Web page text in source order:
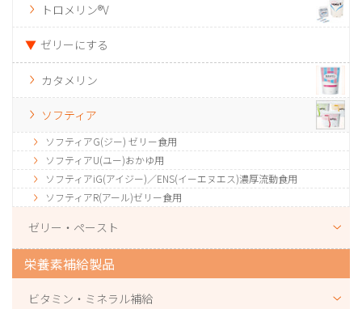
トロメリン®V
ゼリーにする
カタメリン
ソフティア
ソフティアG(ジー) ゼリー食用
ソフティアU(ユー)おかゆ用
ソフティアiG(アイジー)／ENS(イーエヌエス)濃厚流動食用
ソフティアR(アール)ゼリー食用
ゼリー・ペースト
栄養素補給製品
ビタミン・ミネラル補給